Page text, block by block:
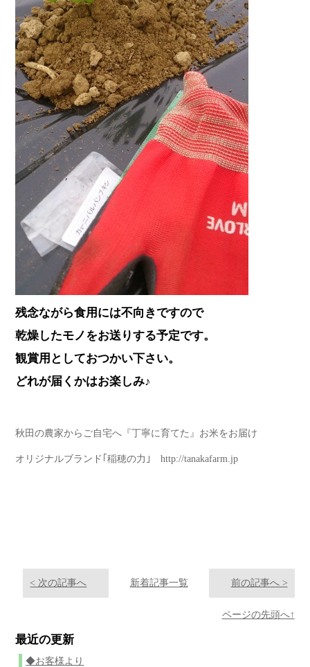
残念ながら食用には不向きですので
乾燥したモノをお送りする予定です。
観賞用としておつかい下さい。
どれが届くかはお楽しみ♪
秋田の農家からご自宅へ『丁寧に育てた』お米をお届け
オリジナルブランド｢稲穂の力｣ http://tanakafarm.jp
< 次の記事へ 新着記事一覧 前の記事へ >
ページの先頭へ↑
最近の更新
◆お客様より